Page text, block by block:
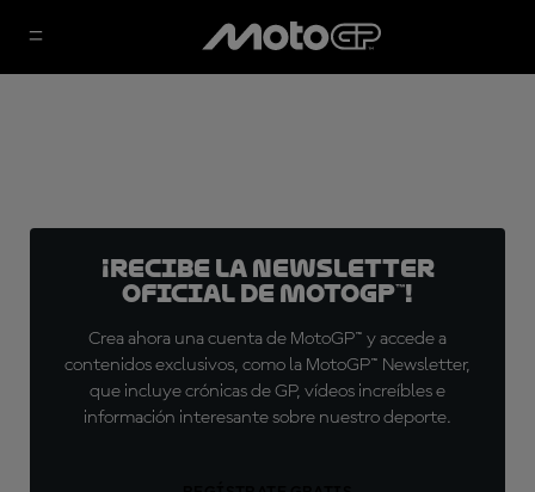
¡Recibe la Newsletter
oficial de MotoGP™!
Crea ahora una cuenta de MotoGP™ y accede a
contenidos exclusivos, como la MotoGP™ Newsletter,
que incluye crónicas de GP, vídeos increíbles e
información interesante sobre nuestro deporte.